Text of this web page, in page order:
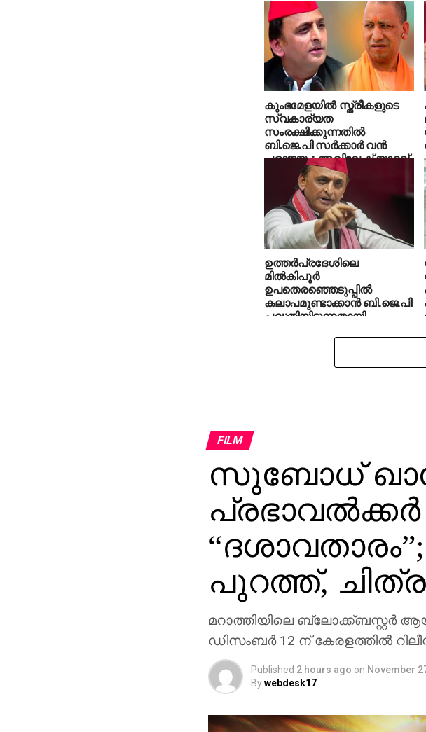
കുംഭമേളയിൽ സ്ത്രീകളുടെ
സ്വകാര്യത
സംരക്ഷിക്കുന്നതിൽ
ബി.ജെ.പി സർക്കാർ വന്‍
പരാജയം: അഖിലേഷ് യാദവ്
ഉത്തര്‍പ്രദേശിലെ
മില്‍കിപൂര്‍
ഉപതെരഞ്ഞെടുപ്പില്‍
കലാപമുണ്ടാക്കാന്‍ ബി.ജെ.പി
പദ്ധതിയിടുന്നതായി
FILM
സുബോധ്
പ്രഭാവൽക്കർ
പുറത്ത്,
മറാത്തിയിലെ ബ്ലോക്ക്ബസ്റ്റർ
ഡിസംബർ 12 ന് കേരളത്തിൽ
Published 2 hours ago on November
Bywebdesk17